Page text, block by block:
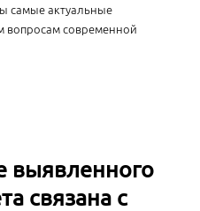
самые актуальные
вопросам современной
выявленного
связана с